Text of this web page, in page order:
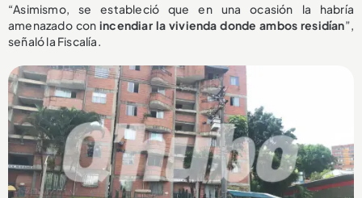
“Asimismo, se estableció que en una ocasión la habría
amenazado conincendiar la vivienda donde ambos residían”,
señaló la Fiscalía.